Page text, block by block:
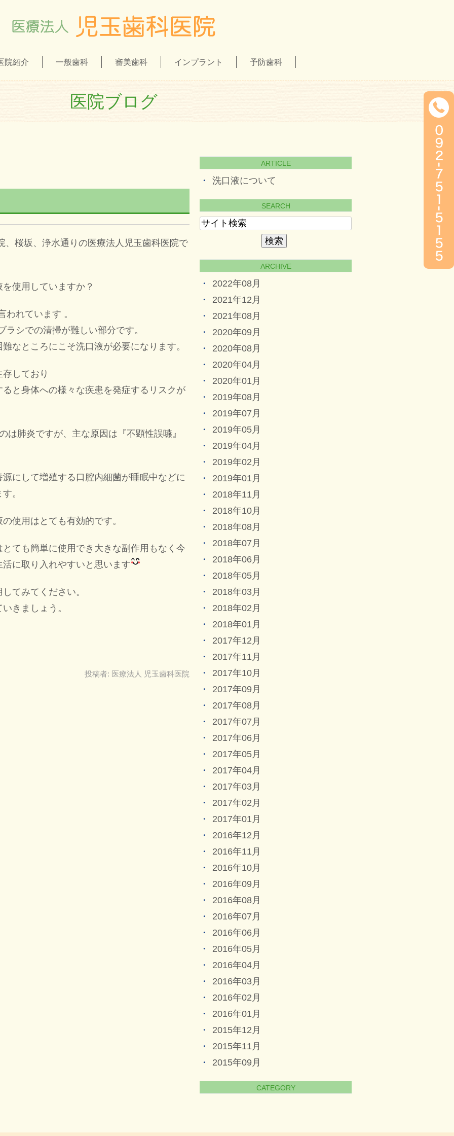
院紹介 一般歯科 審美歯科 インプラント 予防歯科
医院ブログ
、桜坂、浄水通りの医療法人児玉歯科医院で
使用していますか？
われています 。
シでの清掃が難しい部分です。
なところにこそ洗口液が必要になります。
しており
と身体への様々な疾患を発症するリスクが
は肺炎ですが、主な原因は『不顕性誤嚥』
にして増殖する口腔内細菌が睡眠中などに
。
使用はとても有効的です。
ても簡単に使用でき大きな副作用もなく今
に取り入れやすいと思います
てみてください。
きましょう。
投稿者: 医療法人 児玉歯科医院
ARTICLE
洗口液について
SEARCH
ARCHIVE
2022年08月
2021年12月
2021年08月
2020年09月
2020年08月
2020年04月
2020年01月
2019年08月
2019年07月
2019年05月
2019年04月
2019年02月
2019年01月
2018年11月
2018年10月
2018年08月
2018年07月
2018年06月
2018年05月
2018年03月
2018年02月
2018年01月
2017年12月
2017年11月
2017年10月
2017年09月
2017年08月
2017年07月
2017年06月
2017年05月
2017年04月
2017年03月
2017年02月
2017年01月
2016年12月
2016年11月
2016年10月
2016年09月
2016年08月
2016年07月
2016年06月
2016年05月
2016年04月
2016年03月
2016年02月
2016年01月
2015年12月
2015年11月
2015年09月
CATEGORY